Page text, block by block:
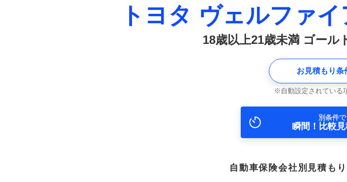
トヨタ ヴェルファ
18歳以上21歳未満 ゴール
お見積もり条
自動設定されている
別条件で
瞬間！比較見
自動車保険会社別見積も